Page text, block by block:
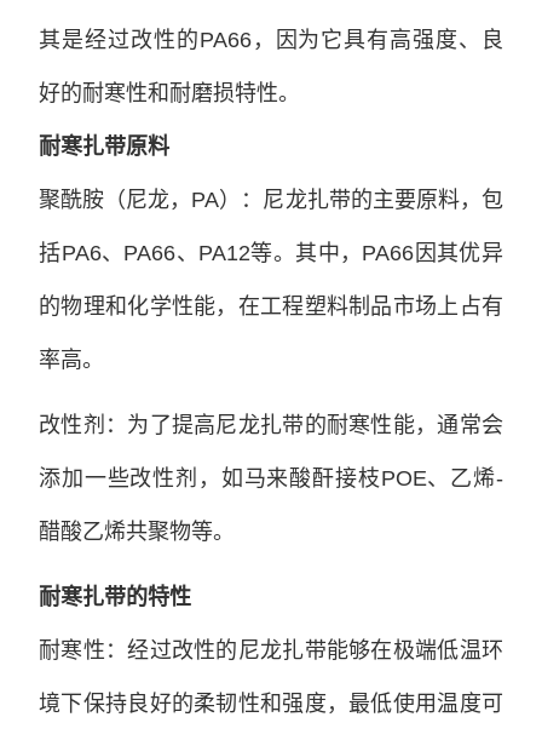
其是经过改性的PA66，因为它具有高强度、良
好的耐寒性和耐磨损特性。
耐寒扎带原料
聚酰胺（尼龙，PA）：尼龙扎带的主要原料，包
括PA6、PA66、PA12等。其中，PA66因其优异
的物理和化学性能，在工程塑料制品市场上占有
率高。
改性剂：为了提高尼龙扎带的耐寒性能，通常会
添加一些改性剂，如马来酸酐接枝POE、乙烯-
醋酸乙烯共聚物等。
耐寒扎带的特性
耐寒性：经过改性的尼龙扎带能够在极端低温环
境下保持良好的柔韧性和强度，最低使用温度可